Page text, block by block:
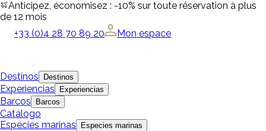
Anticipez, économisez : -10% sur toute réservation à plus
de 12 mois
+33 (0)4 28 70 89 20
Mon espace
Destinos Destinos
Experiencias Experiencias
Barcos Barcos
Catálogo
Especies marinas
Especies marinas